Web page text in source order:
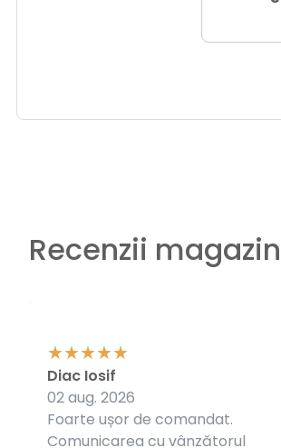
Recenzii magazin
Foarte ușor de comandat.
Comunicarea cu vânzătorul
Diac Iosif
02 aug. 2026